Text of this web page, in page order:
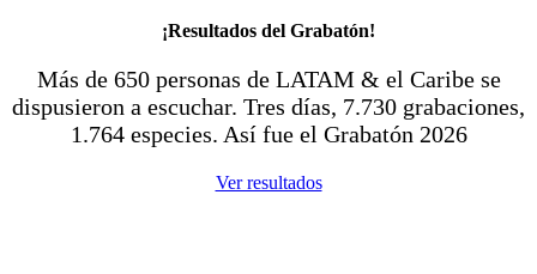
¡Resultados del Grabatón!
Más de 650 personas de LATAM & el Caribe se
dispusieron a escuchar. Tres días, 7.730 grabaciones,
1.764 especies. Así fue el Grabatón 2026
Ver resultados